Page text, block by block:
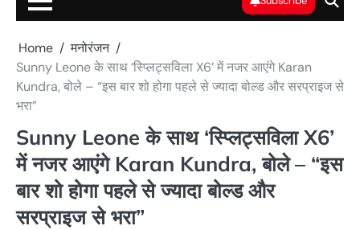
Home
मनोरंजन
Sunny Leone के साथ ‘स्प्लिट्सविला X6’ में नजर आएंगे Karan
Kundra, बोले – “इस बार शो होगा पहले से ज्यादा बोल्ड और सरप्राइज से
भरा”
Sunny Leone के साथ ‘स्प्लिट्सविला X6’
में नजर आएंगे Karan Kundra, बोले – “इस
बार शो होगा पहले से ज्यादा बोल्ड और
सरप्राइज से भरा”